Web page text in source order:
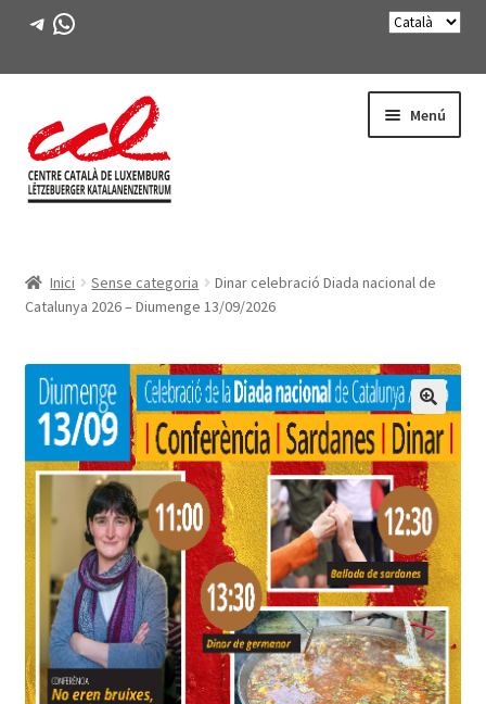
Telegram
WhatsApp
navegació
al
contingut
Menú
menú
ACTIVITATS
FES-TE SOCI
LLIBRE
INICIA SESSIÓ
Inici Sense categoria
Dinar celebració Diada nacional de
Catalunya 2026 – Diumenge 13/09/2026
🔍